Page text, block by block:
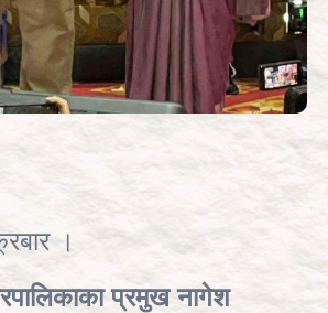
।
प्रमुख नागेश